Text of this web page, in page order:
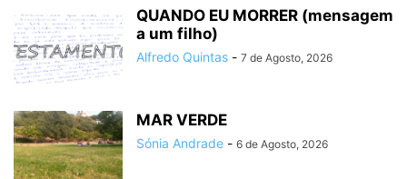
QUANDO EU MORRER (mensagem
a um filho)
Alfredo Quintas - 7 de Agosto, 2026
MAR VERDE
Sónia Andrade - 6 de Agosto, 2026